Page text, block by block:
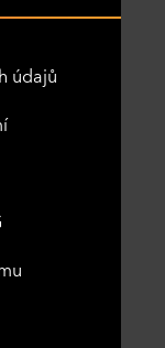
údajů